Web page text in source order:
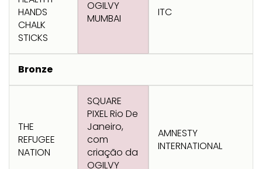
Transformation
Creative
Commerce
Creative Data
Creative
Strategy
Entertainment
Entertainment
Film
Film Craft
Outdoor
Pharma
Creative Brand
Creative
Business
Transformation
Creative
Entertainment
for Gaming
Entertainment
Entertainment
for Sport
Media
HANDS
CHALK
STICKS
OGILVY
MUMBAI
ITC
Bronze
THE
REFUGEE
NATION
SQUARE
PIXEL Rio De
Janeiro,
com
criação da
OGILVY
AMNESTY
INTERNATIONAL